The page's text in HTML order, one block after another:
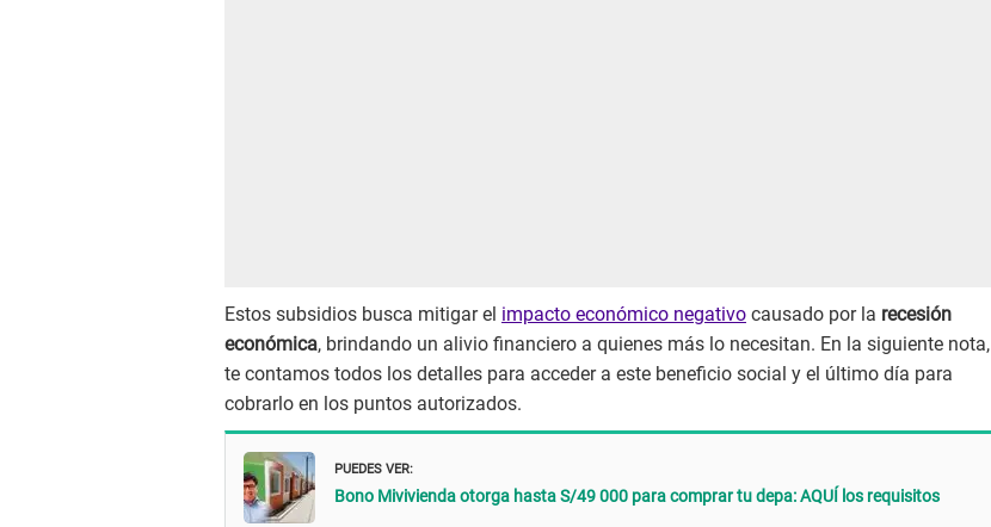
Estos subsidios busca mitigar el impacto económico negativo causado por la recesión
económica, brindando un alivio financiero a quienes más lo necesitan. En la siguiente nota,
te contamos todos los detalles para acceder a este beneficio social y el último día para
cobrarlo en los puntos autorizados.
PUEDES VER:
Bono Mivivienda otorga hasta S/49 000 para comprar tu depa: AQUÍ los requisitos